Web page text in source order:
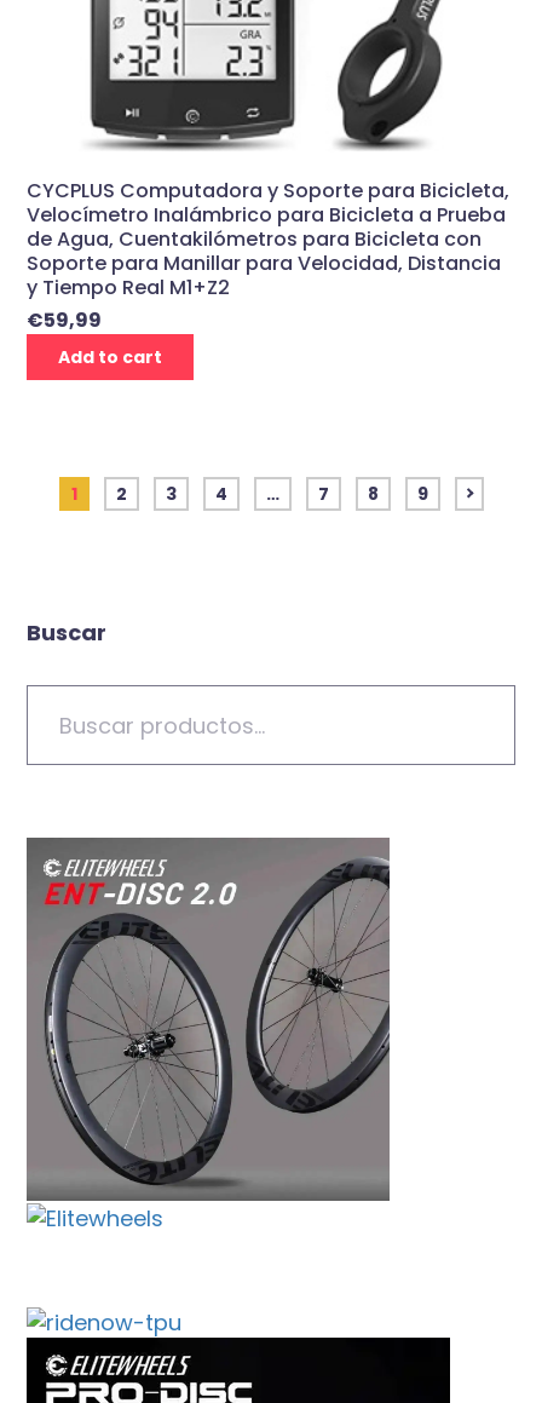
CYCPLUS Computadora y Soporte para Bicicleta,
Velocímetro Inalámbrico para Bicicleta a Prueba
de Agua, Cuentakilómetros para Bicicleta con
Soporte para Manillar para Velocidad, Distancia
y Tiempo Real M1+Z2
€59,99
Add to cart
1 2 3 4 … 7 8 9
Buscar